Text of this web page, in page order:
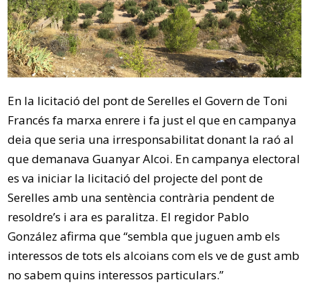
En la licitació del pont de Serelles el Govern de Toni
Francés fa marxa enrere i fa just el que en campanya
deia que seria una irresponsabilitat donant la raó al
que demanava Guanyar Alcoi. En campanya electoral
es va iniciar la licitació del projecte del pont de
Serelles amb una sentència contrària pendent de
resoldre’s i ara es paralitza. El regidor Pablo
González afirma que “sembla que juguen amb els
interessos de tots els alcoians com els ve de gust amb
no sabem quins interessos particulars.”